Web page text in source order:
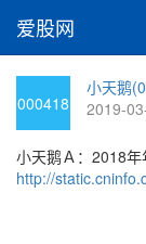
爱股网
000418
小天鹅
2019-
小天鹅Ａ：2018
http://